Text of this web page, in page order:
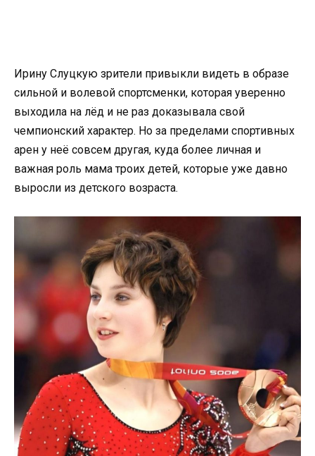
Ирину Слуцкую зрители привыкли видеть в образе
сильной и волевой спортсменки, которая уверенно
выходила на лёд и не раз доказывала свой
чемпионский характер. Но за пределами спортивных
арен у неё совсем другая, куда более личная и
важная роль мама троих детей, которые уже давно
выросли из детского возраста.